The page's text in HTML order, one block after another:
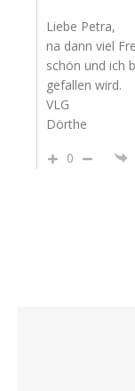
Liebe Petra,
na dann viel
schön und ich
gefallen wird.
VLG
Dörthe
0